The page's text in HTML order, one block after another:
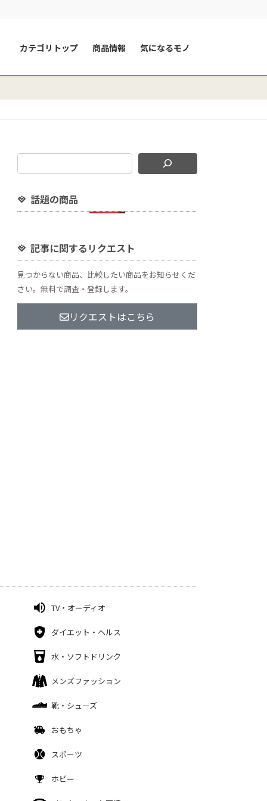
カテゴリトップ 商品情報 気になるモノ
話題の商品
記事に関するリクエスト
見つからない商品、比較したい商品をお知らせくだ
さい。無料で調査・登録します。
リクエストはこちら
TV・オーディオ
ダイエット・ヘルス
水・ソフトドリンク
メンズファッション
靴・シューズ
おもちゃ
スポーツ
ホビー